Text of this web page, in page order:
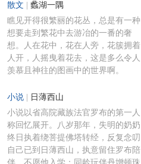
散文 蠡湖一隅
瞧见开得很繁丽的花丛，总是有一种
想要走到繁花中去游冶的一番的奢
想。人在花中，花在人旁，花簇拥着
人开，人摇曳着花去，这是多么令人
羡慕且神往的图画中的世界啊。
小说 日薄西山
小说以省高院藏族法官罗布的第一人
称回忆展开。八岁那年，失明的奶奶
终日执着绕菩提佛塔转经，反复念叨
自己已到日薄西山，执意留住罗布陪